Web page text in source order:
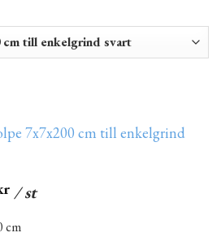
7x7x200 cm till enkelgrind
/ st
cm